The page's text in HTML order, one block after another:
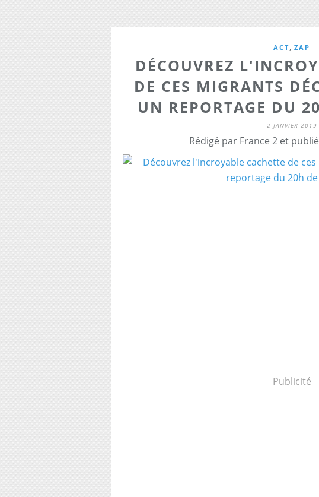
ACT, ZAP
DÉCOUVREZ
DE CES MIGRANTS
UN REPORTAGE DU
2 JANVIER 2019
Rédigé par France 2 et
Publicité